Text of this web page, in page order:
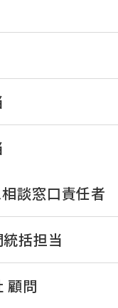
談窓口責任者
括担当
顧問